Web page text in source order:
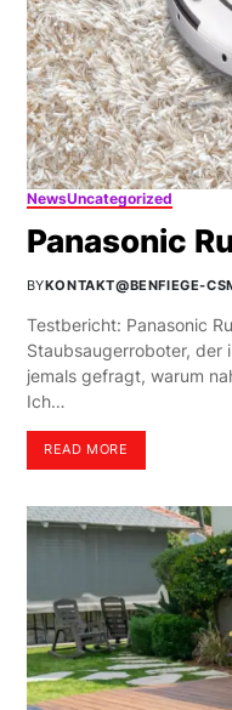
NewsUncategorized
Panasonic
BYKONTAKT@BENFIEGE-
Testbericht: Panasonic
Staubsaugerroboter, der
jemals gefragt, warum
Ich…
READ MORE